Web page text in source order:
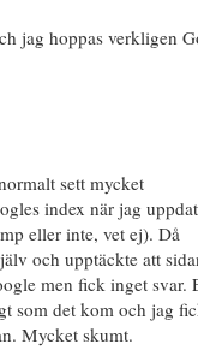
jag hoppas verkligen
sett mycket
index när jag
eller inte, vet ej). Då
och upptäckte att
men fick inget svar.
som det kom och jag
Mycket skumt.